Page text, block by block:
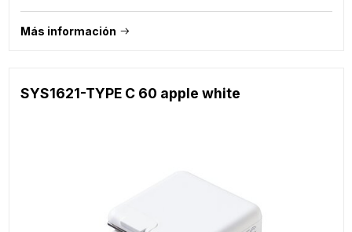
Más información
SYS1621-TYPE C 60 apple white